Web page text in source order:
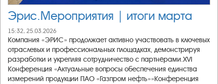
Эрис.Мероприятия | итоги марта
15:32, 25.03.2026
Компания «ЭРИС» продолжает активно участвовать в ключевых
отраслевых и профессиональных площадках, демонстрируя
разработки и укрепляя сотрудничество с партнёрами.XVI
Конференция «Актуальные вопросы обеспечения единства
измерений продукции ПАО «Газпром нефть»»Конференция